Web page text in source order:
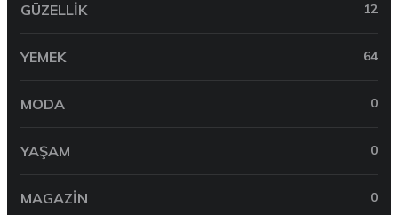
GÜZELLIK 12
YEMEK 64
MODA 0
YAŞAM 0
MAGAZIN 0